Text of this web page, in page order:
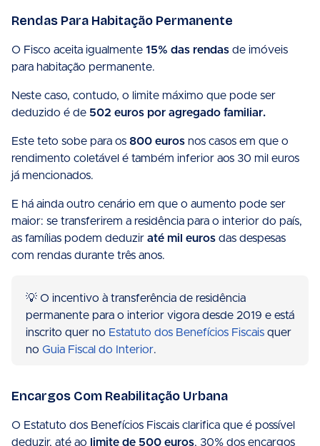
Rendas Para Habitação Permanente
O Fisco aceita igualmente 15% das rendas de imóveis
para habitação permanente.
Neste caso, contudo, o limite máximo que pode ser
deduzido é de 502 euros por agregado familiar.
Este teto sobe para os 800 euros nos casos em que o
rendimento coletável é também inferior aos 30 mil euros
já mencionados.
E há ainda outro cenário em que o aumento pode ser
maior: se transferirem a residência para o interior do país,
as famílias podem deduzir até mil euros das despesas
com rendas durante três anos.
💡 O incentivo à transferência de residência
permanente para o interior vigora desde 2019 e está
inscrito quer no Estatuto dos Benefícios Fiscais quer
no Guia Fiscal do Interior.
Encargos Com Reabilitação Urbana
O Estatuto dos Benefícios Fiscais clarifica que é possível
deduzir, até ao
limite de 500 euros, 30% dos encargos